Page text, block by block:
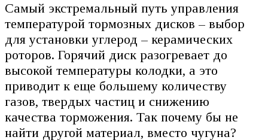
Самый экстремальный путь управления
температурой тормозных дисков – выбор
для установки углерод – керамических
роторов. Горячий диск разогревает до
высокой температуры колодки, а это
приводит к еще большему количеству
газов, твердых частиц и снижению
качества торможения. Так почему бы не
найти другой материал, вместо чугуна?